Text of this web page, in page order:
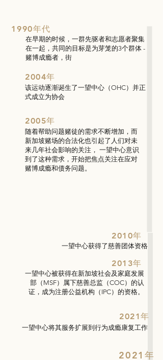
1990年代
在早期的时候，一群先驱者和志愿者聚集
在一起，共同的目标是为芽笼的3个群体 -
赌博成瘾者，街
2004年
该运动逐渐诞生了一望中心（OHC）并正
式成立为协会
2005年
随着帮助问题赌徒的需求不断增加，而
新加坡赌场的合法化也引起了人们对未
来几年社会影响的关注， 一望中心意识
到了这种需求，开始把焦点关注在应对
赌博成瘾和债务问题。
2010年
一望中心获得了慈善团体资格
2013年
一望中心被获得在新加坡社会及家庭发展
部（MSF）属下慈善总监（COC）的认
证，成为注册公益机构（IPC）的资格。
2021年
一望中心将其服务扩展到行为成瘾康复工作
2021年